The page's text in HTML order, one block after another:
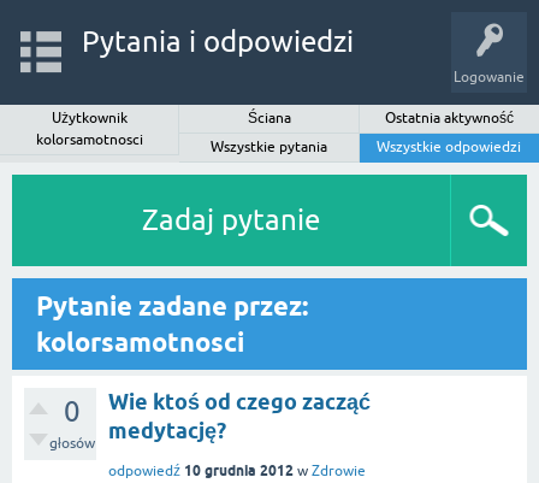
Logowanie
Pytania i odpowiedzi
Użytkownik
kolorsamotnosci
Ściana
Ostatnia aktywność
Wszystkie pytania
Wszystkie odpowiedzi
Zadaj pytanie
Pytanie zadane przez:
kolorsamotnosci
0
głosów
Wie ktoś od czego zacząć
medytację?
odpowiedź 10 grudnia 2012 w Zdrowie